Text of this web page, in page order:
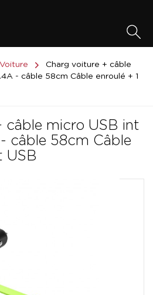
Charg voiture + câble
- câble 58cm Câble enroulé + 1
câble micro USB int
câble 58cm Câble
USB